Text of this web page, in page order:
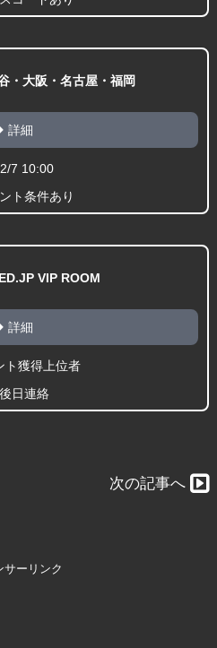
・大阪・名古屋・福岡
詳細
7 10:00
ト条件あり
VIP ROOM
詳細
ト獲得上位者
後日連絡
次の記事へ
サーリンク